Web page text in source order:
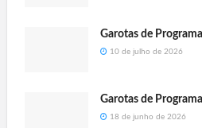
Garotas de
10 de julho de 2026
Garotas de
18 de junho de 2026